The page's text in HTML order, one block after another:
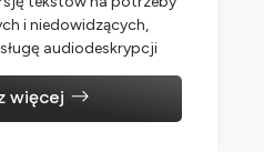
i niedowidzących,
audiodeskrypcji
więcej